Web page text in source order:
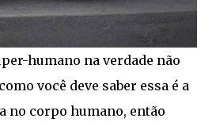
humano na verdade não
você deve saber essa é a
no corpo humano, então